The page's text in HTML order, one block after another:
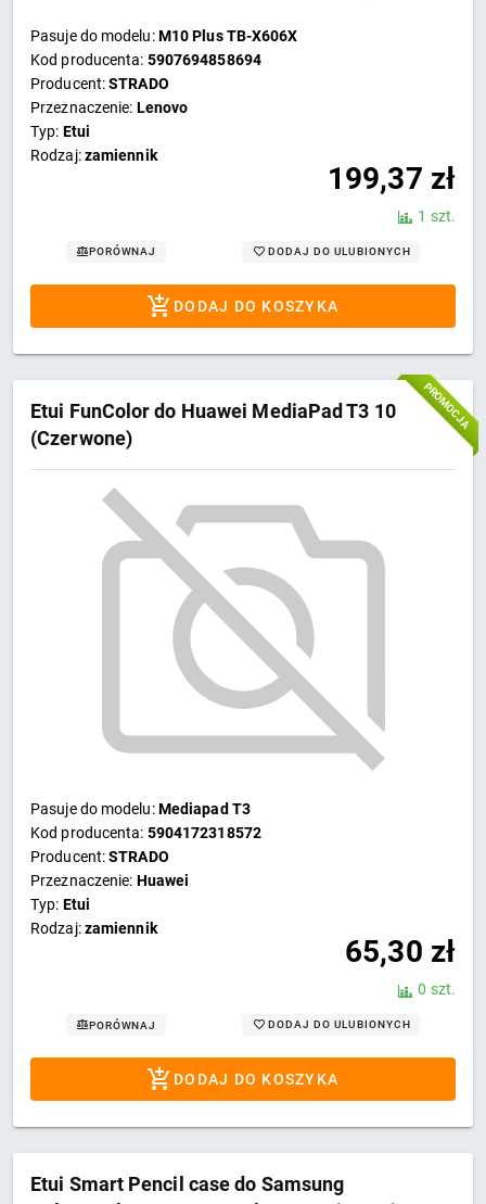
Pasuje do modelu:M10 Plus TB-X606X
Kod producenta: 5907694858694
Producent:STRADO
Przeznaczenie: Lenovo
Typ: Etui
Rodzaj:zamiennik
199,37 zł
1 szt.
PORÓWNAJ DODAJ DO ULUBIONYCH
DODAJ DO KOSZYKA
Etui FunColor do Huawei MediaPad T3 10
(Czerwone)
Pasuje do modelu:Mediapad T3
Kod producenta: 5904172318572
Producent:STRADO
Przeznaczenie: Huawei
Typ: Etui
Rodzaj:zamiennik
65,30 zł
0 szt.
PORÓWNAJ DODAJ DO ULUBIONYCH
DODAJ DO KOSZYKA
PROMOCJA
Etui Smart Pencil case do Samsung